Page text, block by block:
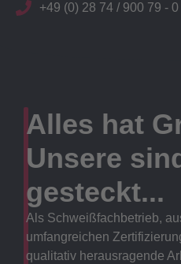
+49 (0) 28 74 / 900 79 - 0
Alles hat
Unsere
gesteckt...
Als Schweißfachbetrieb,
umfangreichen
qualitativ herausragende